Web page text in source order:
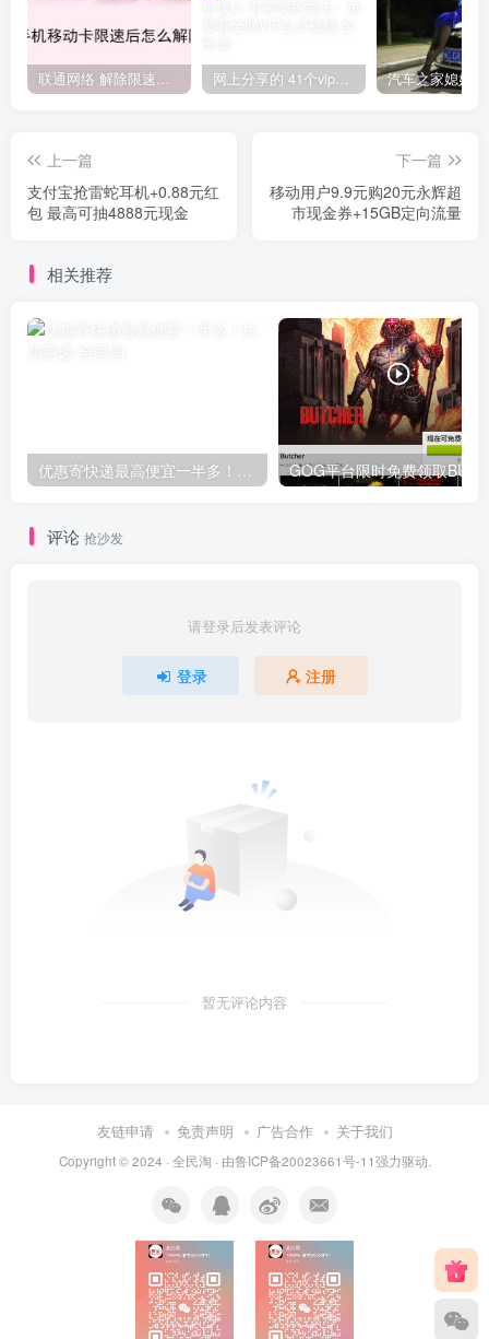
联通网络 解除限速方法参考！畅享、畅玩、老白干等及其它地区自测了 网上分享的 41个vip解析接口 有需要的拿去~ 免费看全网VIP会员视频
上一篇
支付宝抢雷蛇耳机+0.88元红
包 最高可抽4888元现金
下一篇
移动用户9.9元购20元永辉超
市现金券+15GB定向流量
相关推荐
优惠寄快递最高便宜一半多！白鸽惠递
评论 抢沙发
请登录后发表评论
登录 注册
暂无评论内容
友链申请 免责声明 广告合作 关于我们
Copyright © 2024 · 全民淘 · 由鲁ICP备20023661号-11强力驱动.